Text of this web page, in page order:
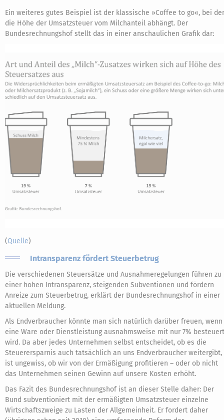
Ein weiteres gutes Beispiel ist der klassische »Coffee to go«, bei
die Höhe der Umsatzsteuer vom Milchanteil abhängt. Der
Bundesrechnungshof stellt das in einer anschaulichen Grafik dar:
(Quelle)
Intransparenz fördert Steuerbetrug
Die verschiedenen Steuersätze und Ausnahmeregelungen führen zu
einer hohen Intransparenz, steigenden Subventionen und fördern
Anreize zum Steuerbetrug, erklärt der Bundesrechnungshof in einer
aktuellen Meldung.
Als Endverbraucher könnte man sich natürlich darüber freuen, wenn
eine Ware oder Dienstleistung ausnahmsweise mit nur 7% besteuert
wird. Da aber jedes Unternehmen selbst entscheidet, ob es die
Steuerersparnis auch tatsächlich an uns Endverbraucher weitergibt,
ist ungewiss, ob wir von der Ermäßigung profitieren – oder ob nicht
das Unternehmen seinen Gewinn auf unsere Kosten erhöht.
Das Fazit des Bundesrechnungshof ist an dieser Stelle daher: Der
Bund subventioniert mit der ermäßigten Umsatzsteuer einzelne
Wirtschaftszweige zu Lasten der Allgemeinheit. Er fordert daher